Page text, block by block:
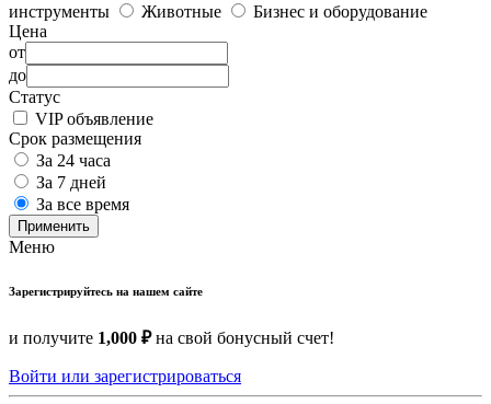
инструменты
Животные
Бизнес и оборудование
Цена
от
до
Статус
VIP объявление
Срок размещения
За 24 часа
За 7 дней
За все время
Применить
Меню
Зарегистрируйтесь на нашем сайте
и получите 1,000 ₽на свой бонусный счет!
Войти или зарегистрироваться